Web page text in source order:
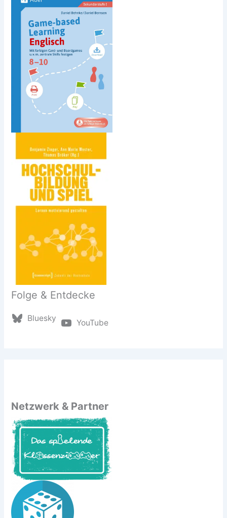
Folge & Entdecke
Bluesky YouTube
Netzwerk & Partner